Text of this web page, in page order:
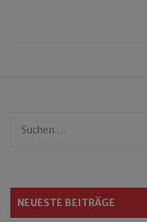
Suchen
NEUESTE BEITRÄGE